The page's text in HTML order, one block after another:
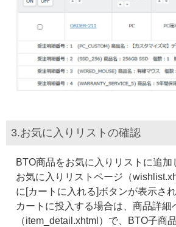
3.お気に入りリストの確認
BTO商品をお気に入りリストに追加
お気に入りリストページ（
に[カートに入れる]ボタンが表示され
カートに投入する場合は、商品詳細
（item_detail.xhtml）で、BTO子商